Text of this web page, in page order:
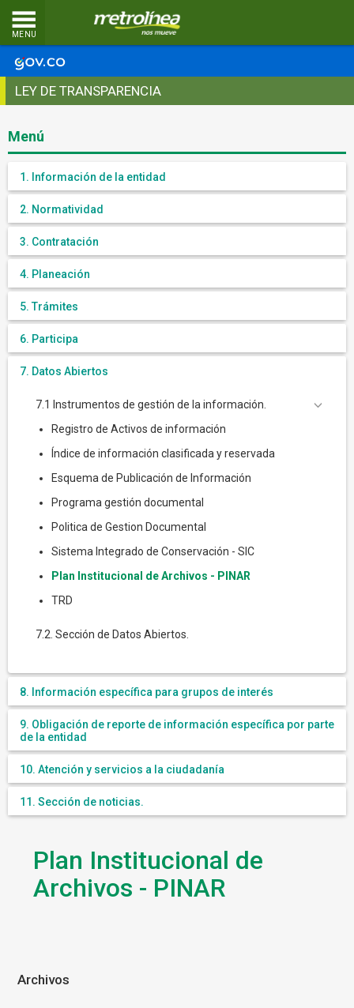
MENU
LEY DE TRANSPARENCIA
Menú
1. Información de la entidad
2. Normatividad
3. Contratación
4. Planeación
5. Trámites
6. Participa
7. Datos Abiertos
7.1 Instrumentos de gestión de la información.
Registro de Activos de información
Índice de información clasificada y reservada
Esquema de Publicación de Información
Programa gestión documental
Politica de Gestion Documental
Sistema Integrado de Conservación - SIC
Plan Institucional de Archivos - PINAR
TRD
7.2. Sección de Datos Abiertos.
8. Información específica para grupos de interés
9. Obligación de reporte de información específica por parte
de la entidad
10. Atención y servicios a la ciudadanía
11. Sección de noticias.
Plan Institucional de
Archivos - PINAR
Archivos